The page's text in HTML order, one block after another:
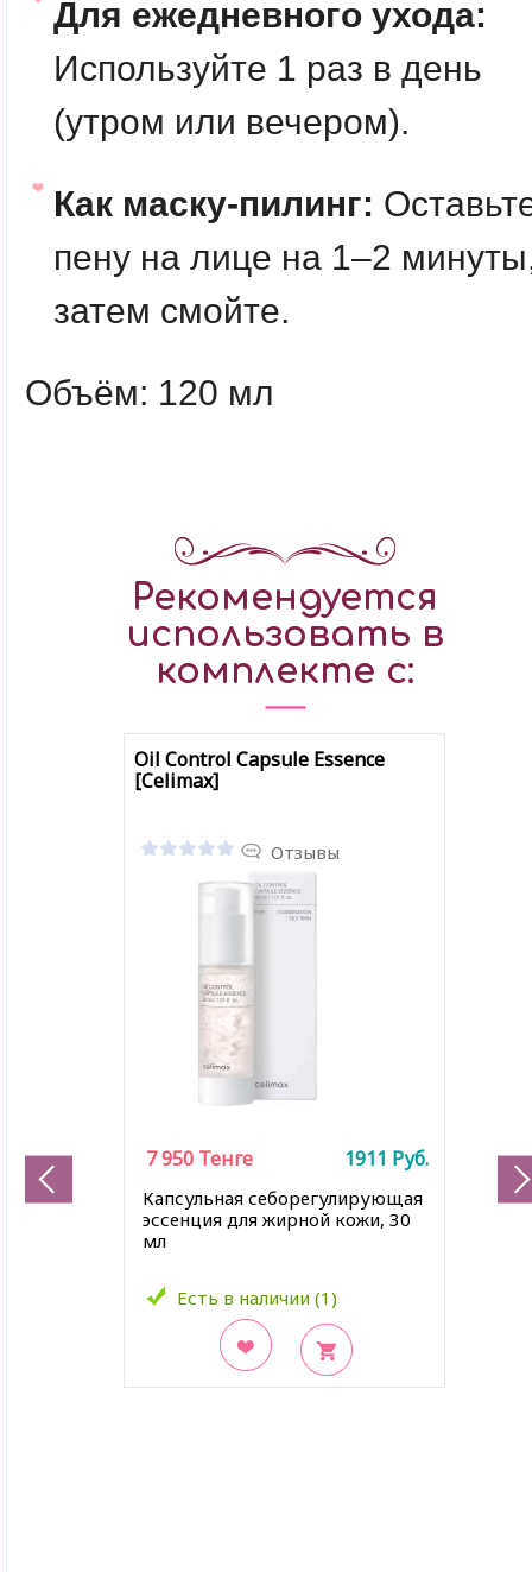
Для ежедневного ухода:
Используйте 1 раз в день
(утром или вечером).
Как маску-пилинг:
пену на лице на 1–2
затем смойте.
Объём: 120 мл
Рекомендуется
использовать в
комплекте с:
Oil Control Capsule Essence
[Celimax]
Отзывы
Капсульная себорегулирующая
эссенция для жирной кожи, 30
мл
Есть в наличии (1)
7 950 Тенге 1911 Руб.